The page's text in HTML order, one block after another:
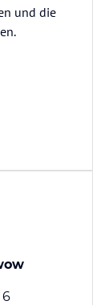
und die
6